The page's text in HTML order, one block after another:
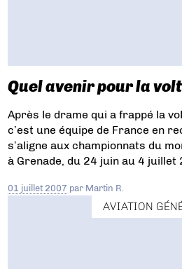
Quel avenir pour la
Après le drame qui a frappé la
c’est une équipe de France en
s’aligne aux championnats du
à Grenade, du 24 juin au 4 juillet
01 juillet 2007 par Martin R.
AVIATION